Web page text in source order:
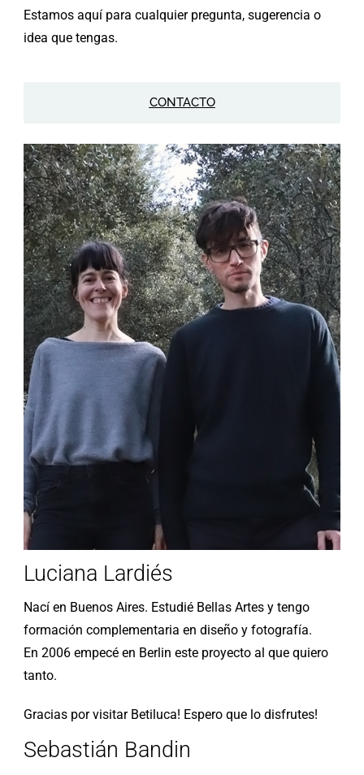
Estamos aquí para cualquier pregunta, sugerencia o
idea que tengas.
CONTACTO
Luciana Lardiés
Nací en Buenos Aires. Estudié Bellas Artes y tengo
formación complementaria en diseño y fotografía.
En 2006 empecé en Berlin este proyecto al que quiero
tanto.
Gracias por visitar Betiluca! Espero que lo disfrutes!
Sebastián Bandin